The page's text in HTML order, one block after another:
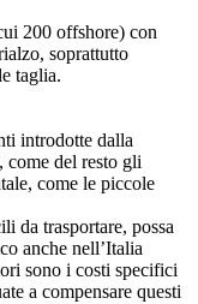
200 offshore) con
soprattutto
taglia.
introdotte dalla
del resto gli
come le piccole
da trasportare, possa
anche nell’Italia
sono i costi specifici
a compensare questi